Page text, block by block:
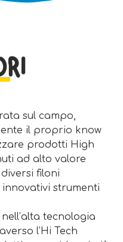
sul campo,
il proprio know
prodotti High
ad alto valore
filoni
strumenti
tecnologia
l’Hi Tech